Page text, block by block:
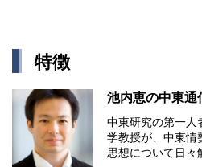
特徴
池内恵の中東通
中東研究の第⼀⼈
学教授が、中東情
思想について⽇々